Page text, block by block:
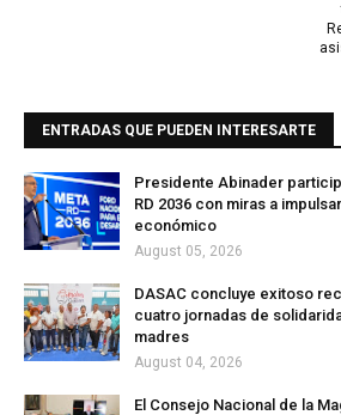
ENTRADAS QUE PUEDEN INTERESARTE
Presidente Abinader
RD 2036 con miras a
económico
August 05, 2026
DASAC concluye exitoso
cuatro jornadas de
madres
August 04, 2026
El Consejo Nacional de la